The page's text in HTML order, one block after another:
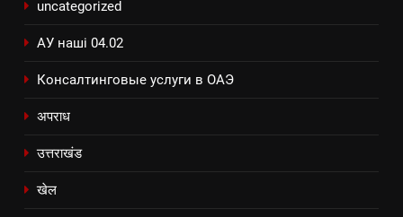
uncategorized
АУ наші 04.02
Консалтинговые услуги в ОАЭ
अपराध
उत्तराखंड
खेल